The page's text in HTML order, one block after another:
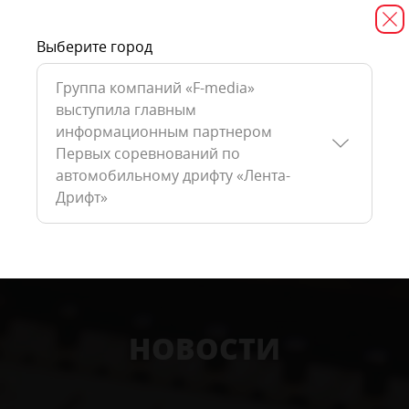
Выберите город
Группа компаний «F-media»
выступила главным
информационным партнером
Первых соревнований по
автомобильному дрифту «Лента-
Дрифт»